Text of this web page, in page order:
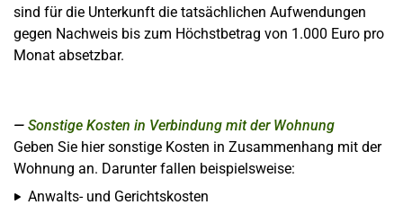
sind für die Unterkunft die tatsächlichen Aufwendungen
gegen Nachweis bis zum Höchstbetrag von 1.000 Euro pro
Monat absetzbar.
Sonstige Kosten in Verbindung mit der Wohnung
Geben Sie hier sonstige Kosten in Zusammenhang mit der
Wohnung an. Darunter fallen beispielsweise:
Anwalts- und Gerichtskosten